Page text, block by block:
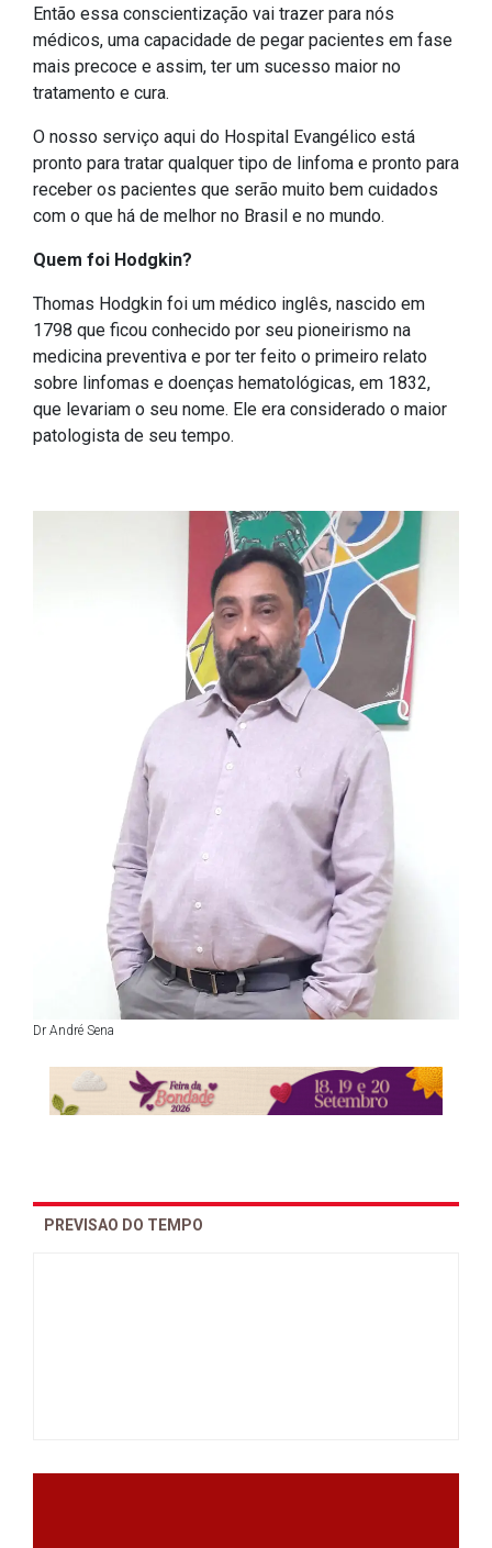
Então essa conscientização vai trazer para nós
médicos, uma capacidade de pegar pacientes em fase
mais precoce e assim, ter um sucesso maior no
tratamento e cura.
O nosso serviço aqui do Hospital Evangélico está
pronto para tratar qualquer tipo de linfoma e pronto para
receber os pacientes que serão muito bem cuidados
com o que há de melhor no Brasil e no mundo.
Quem foi Hodgkin?
Thomas Hodgkin foi um médico inglês, nascido em
1798 que ficou conhecido por seu pioneirismo na
medicina preventiva e por ter feito o primeiro relato
sobre linfomas e doenças hematológicas, em 1832,
que levariam o seu nome. Ele era considerado o maior
patologista de seu tempo.
Dr André Sena
PREVISAO DO TEMPO